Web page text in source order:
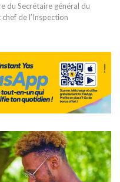
du Secrétaire général du
de l’Inspection